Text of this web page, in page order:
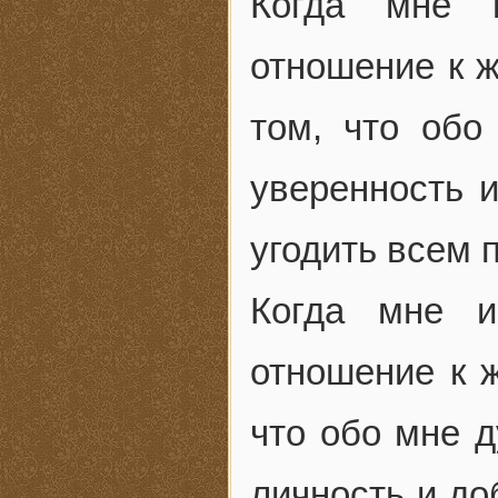
отношение к
том, что
уверенность
угодить всем
Когда мне
отношение к
что обо мне